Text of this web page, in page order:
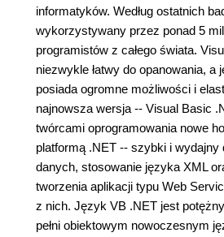
informatyków. Według ostatnich
wykorzystywany przez ponad 5
programistów z całego świata.
niezwykle łatwy do opanowania, a
posiada ogromne możliwości i
najnowsza wersja -- Visual Basic
twórcami oprogramowania nowe
platformą .NET -- szybki i wydajny
danych, stosowanie języka XML
tworzenia aplikacji typu Web
z nich. Język VB .NET jest
pełni obiektowym nowoczesnym